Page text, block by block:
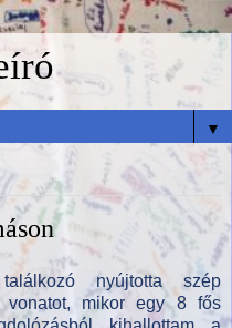
▼
nyújtotta szép
vonatot, mikor egy 8 fős